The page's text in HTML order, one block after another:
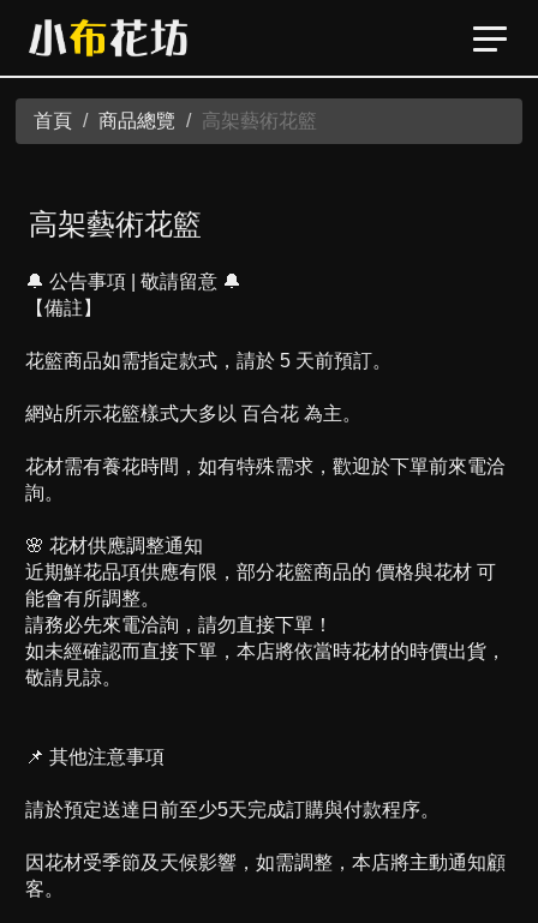
首頁 商品總覽 高架藝術花籃
高架藝術花籃
🔔 公告事項 | 敬請留意 🔔
【備註】
花籃商品如需指定款式，請於 5 天前預訂。
網站所示花籃樣式大多以 百合花 為主。
花材需有養花時間，如有特殊需求，歡迎於下單前來電洽
詢。
🌸 花材供應調整通知
近期鮮花品項供應有限，部分花籃商品的 價格與花材 可
能會有所調整。
請務必先來電洽詢，請勿直接下單！
如未經確認而直接下單，本店將依當時花材的時價出貨，
敬請見諒。
📌 其他注意事項
請於預定送達日前至少5天完成訂購與付款程序。
因花材受季節及天候影響，如需調整，本店將主動通知顧
客。